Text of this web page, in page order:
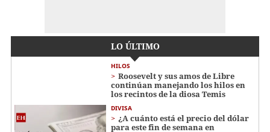
LO ÚLTIMO
HILOS
Roosevelt y sus amos de Libre
continúan manejando los hilos en
los recintos de la diosa Temis
DIVISA
¿A cuánto está el precio del dólar
para este fin de semana en